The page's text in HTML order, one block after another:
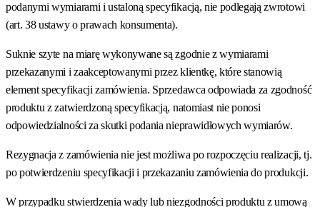
podanymi wymiarami i ustaloną specyfikacją, nie podlegają zwrotowi
(art. 38 ustawy o prawach konsumenta).
Suknie szyte na miarę wykonywane są zgodnie z wymiarami
przekazanymi i zaakceptowanymi przez klientkę, które stanowią
element specyfikacji zamówienia. Sprzedawca odpowiada za zgodność
produktu z zatwierdzoną specyfikacją, natomiast nie ponosi
odpowiedzialności za skutki podania nieprawidłowych wymiarów.
Rezygnacja z zamówienia nie jest możliwa po rozpoczęciu realizacji, tj.
po potwierdzeniu specyfikacji i przekazaniu zamówienia do produkcji.
W przypadku stwierdzenia wady lub niezgodności produktu z umową